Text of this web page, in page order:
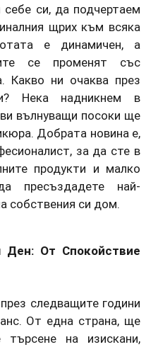
си, да подчертаем
щрих към всяка
е динамичен, а
се променят със
Какво ни очаква през
Нека надникнем в
вълнуващи посоки ще
Добрата новина е,
за да сте в
продукти и малко
пресъздадете най-
собствения си дом.
Ден: От Спокойствие
следващите години
От една страна, ще
на изискани,